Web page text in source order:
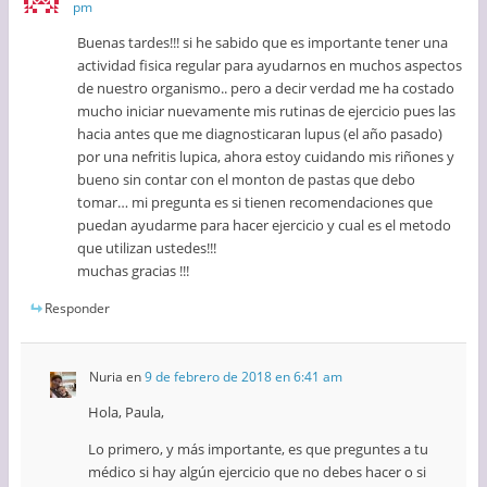
pm
Buenas tardes!!! si he sabido que es importante tener una
actividad fisica regular para ayudarnos en muchos aspectos
de nuestro organismo.. pero a decir verdad me ha costado
mucho iniciar nuevamente mis rutinas de ejercicio pues las
hacia antes que me diagnosticaran lupus (el año pasado)
por una nefritis lupica, ahora estoy cuidando mis riñones y
bueno sin contar con el monton de pastas que debo
tomar… mi pregunta es si tienen recomendaciones que
puedan ayudarme para hacer ejercicio y cual es el metodo
que utilizan ustedes!!!
muchas gracias !!!
Responder
Nuria en9 de febrero de 2018 en 6:41 am
Hola, Paula,
Lo primero, y más importante, es que preguntes a tu
médico si hay algún ejercicio que no debes hacer o si